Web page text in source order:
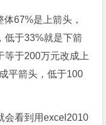
67%是上箭头，
低于33%就是下箭
等于200万元改成上
平箭头，低于100
看到用excel2010